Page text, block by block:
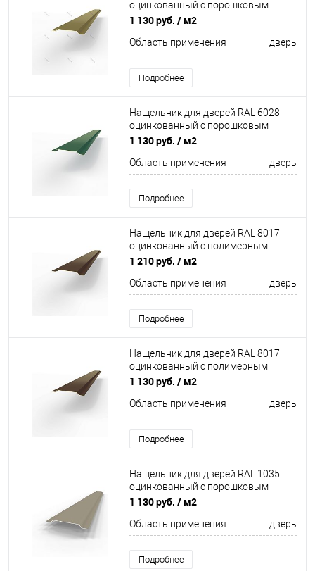
оцинкованный c порошковым
покрытием 0,45мм
1 130 руб. / м2
Область применения дверь
Подробнее
Нащельник для дверей RAL 6028
оцинкованный c порошковым
покрытием 0,45мм
1 130 руб. / м2
Область применения дверь
Подробнее
Нащельник для дверей RAL 8017
оцинкованный c полимерным
покрытием 0,5мм
1 210 руб. / м2
Область применения дверь
Подробнее
Нащельник для дверей RAL 8017
оцинкованный c полимерным
покрытием 0,45 мм
1 130 руб. / м2
Область применения дверь
Подробнее
Нащельник для дверей RAL 1035
оцинкованный c порошковым
покрытием 0,45мм
1 130 руб. / м2
Область применения дверь
Подробнее